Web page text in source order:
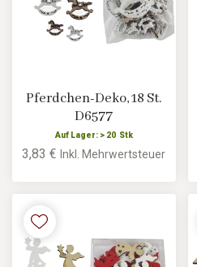
Pferdchen-Deko, 18 St.
D6577
Auf Lager: > 20 Stk
3,83 €Inkl. Mehrwertsteuer